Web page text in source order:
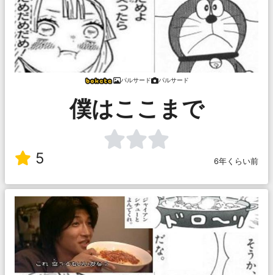
パルサード パルサード
僕はここまで
5 6年くらい前